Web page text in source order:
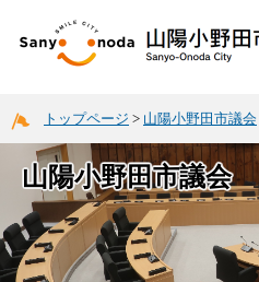
トップページ > 山陽小野田市議会
山陽小野田市議会